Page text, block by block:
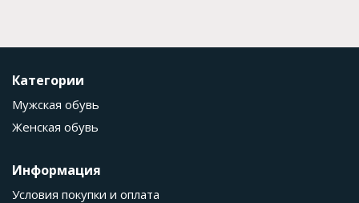
Категории
Мужская обувь
Женская обувь
Информация
Условия покупки и оплата